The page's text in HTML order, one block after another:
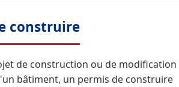
construire
de construction ou de modification
bâtiment, un permis de construire